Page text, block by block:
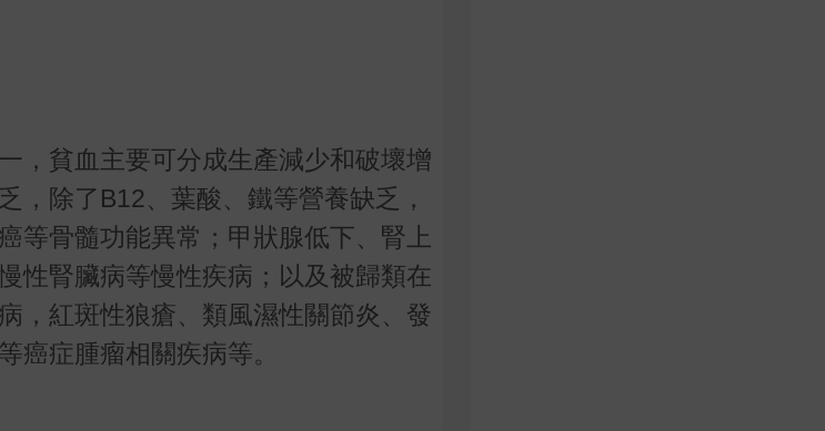
，貧血主要可分成生產減少和破壞增
，除了B12、葉酸、鐵等營養缺乏，
等骨髓功能異常；甲狀腺低下、腎上
性腎臟病等慢性疾病；以及被歸類在
，紅斑性狼瘡、類風濕性關節炎、發
癌症腫瘤相關疾病等。